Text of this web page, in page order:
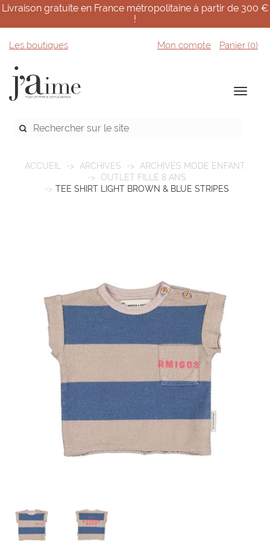
Livraison gratuite en France métropolitaine à partir de 300 €
!
Les boutiques Mon compte Panier (0)
ACCUEIL ARCHIVES
ARCHIVES MODE ENFANT
OUTLET FILLE 8 ANS
TEE SHIRT LIGHT BROWN & BLUE STRIPES